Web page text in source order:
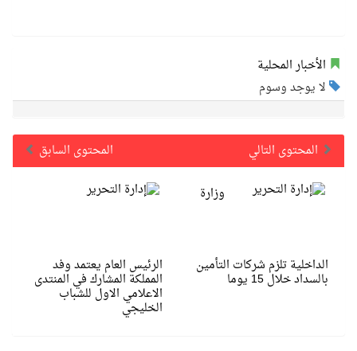
الأخبار المحلية
لا يوجد وسوم
المحتوى السابق المحتوى التالي
الرئيس العام يعتمد وفد
المملكة المشارك في المنتدى
الاعلامي الاول للشباب
الخليجي
وزارة
الداخلية تلزم شركات التأمين
بالسداد خلال 15 يوما